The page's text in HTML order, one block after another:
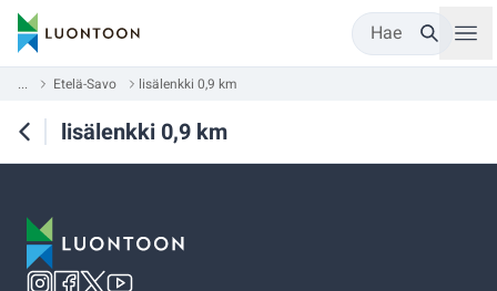
Hae
... Etelä-Savo lisälenkki 0,9 km
lisälenkki 0,9 km